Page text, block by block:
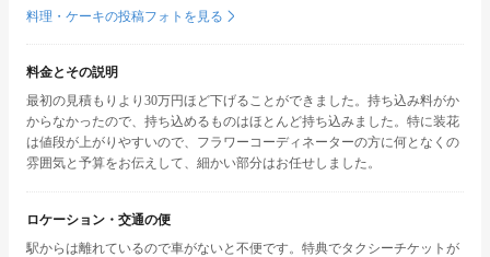
料理・ケーキの投稿フォトを見る
料金とその説明
最初の見積もりより30万円ほど下げることができました。持ち込み料がか
からなかったので、持ち込めるものはほとんど持ち込みました。特に装花
は値段が上がりやすいので、フラワーコーディネーターの方に何となくの
雰囲気と予算をお伝えして、細かい部分はお任せしました。
ロケーション・交通の便
駅からは離れているので車がないと不便です。特典でタクシーチケットが